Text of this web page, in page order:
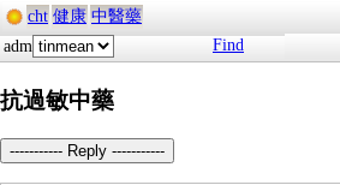
cht 健康 中醫藥
adm
Find
抗過敏中藥
----------- Reply -----------